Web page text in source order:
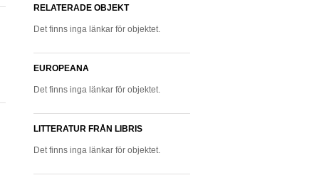
RELATERADE OBJEKT
Det finns inga länkar för objektet.
EUROPEANA
Det finns inga länkar för objektet.
LITTERATUR FRÅN LIBRIS
Det finns inga länkar för objektet.